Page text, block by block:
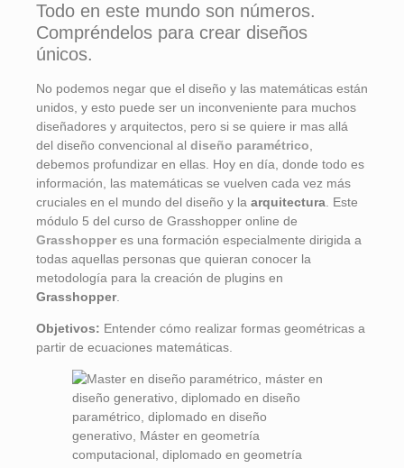
Todo en este mundo son números.
Compréndelos para crear diseños
únicos.
No podemos negar que el diseño y las matemáticas están
unidos, y esto puede ser un inconveniente para muchos
diseñadores y arquitectos, pero si se quiere ir mas allá
del diseño convencional al diseño paramétrico
debemos profundizar en ellas. Hoy en día, donde todo es
información, las matemáticas se vuelven cada vez más
cruciales en el mundo del diseño y la arquitectura . Este
módulo 5 del curso de Grasshopper online de
Grasshopper es una formación especialmente dirigida a
todas aquellas personas que quieran conocer la
metodología para la creación de plugins en
Grasshopper.
Objetivos: Entender cómo realizar formas geométricas a
partir de ecuaciones matemáticas.